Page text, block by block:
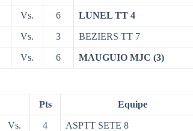
Vs. 6 LUNEL TT 4
Vs. 3 BEZIERS TT 7
Vs. 6
MAUGUIO MJC (3)
Pts Equipe
Vs. 4 ASPTT SETE 8